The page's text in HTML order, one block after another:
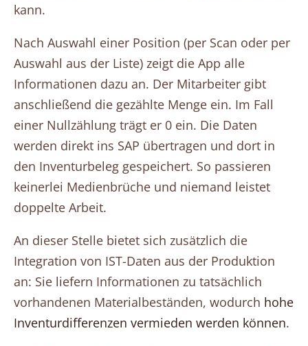
kann.
Nach Auswahl einer Position (per Scan oder per
Auswahl aus der Liste) zeigt die App alle
Informationen dazu an. Der Mitarbeiter gibt
anschließend die gezählte Menge ein. Im Fall
einer Nullzählung trägt er 0 ein. Die Daten
werden direkt ins SAP übertragen und dort in
den Inventurbeleg gespeichert. So passieren
keinerlei Medienbrüche und niemand leistet
doppelte Arbeit.
An dieser Stelle bietet sich zusätzlich die
Integration von IST-Daten aus der Produktion
an: Sie liefern Informationen zu tatsächlich
vorhandenen Materialbeständen, wodurch hohe
Inventurdifferenzen vermieden werden können.